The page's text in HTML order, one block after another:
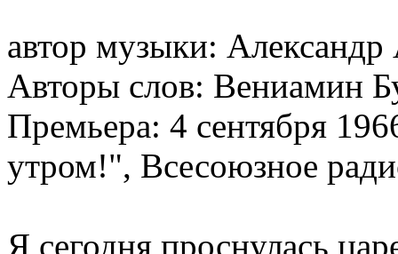
автор музыки:
Авторы слов: Вениамин
Премьера: 4 сентября
утром!", Всесоюзное
Я сегодня проснулась